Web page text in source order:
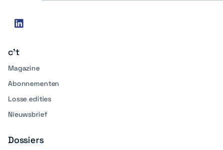
Social
linkedin
c't
Magazine
Abonnementen
Losse edities
Nieuwsbrief
Dossiers